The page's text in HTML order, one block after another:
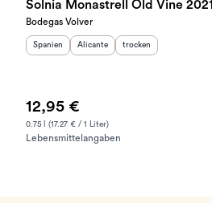
Solnia Monastrell Old Vine 2021
Bodegas Volver
Herkunftsland :
Spanien Herkunftsregion:
Alicante Geschmack
trocken
12,95 €
0.75 l (17.27 € / 1 Liter)
Lebensmittelangaben